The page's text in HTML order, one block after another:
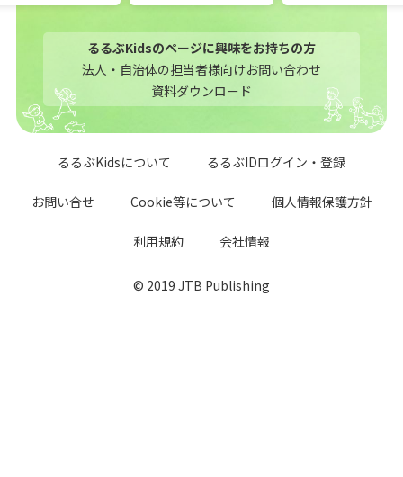
るるぶKidsのページに興味をお持ちの方
法人・自治体の担当者様向けお問い合わせ
資料ダウンロード
るるぶKidsについて るるぶIDログイン・登録
お問い合せ Cookie等について 個人情報保護方針
利用規約 会社情報
© 2019 JTB Publishing